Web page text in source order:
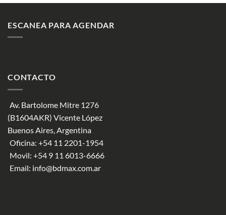
ESCANEA PARA AGENDAR
CONTACTO
Av. Bartolome Mitre 1276
(B1604AKR) Vicente López
Buenos Aires, Argentina
Oficina: +54 11 2201-1954
Movil: +54 9 11 6013-6666
Email: info@bdmax.com.ar